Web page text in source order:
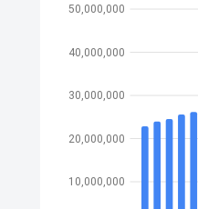
10,000,000
20,000,000
30,000,000
40,000,000
50,000,000